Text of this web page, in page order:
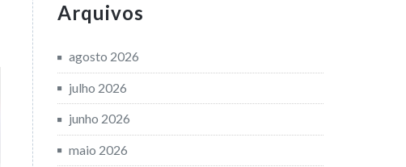
Arquivos
agosto 2026
julho 2026
junho 2026
maio 2026